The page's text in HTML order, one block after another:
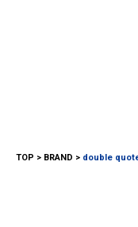
TOP BRAND double